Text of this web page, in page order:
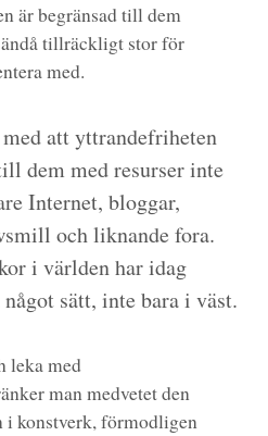
är begränsad till dem
ändå tillräckligt stor för
med.
att yttrandefriheten
dem med resurser inte
Internet, bloggar,
och liknande fora.
i världen har idag
sätt, inte bara i väst.
leka med
man medvetet den
i konstverk, förmodligen